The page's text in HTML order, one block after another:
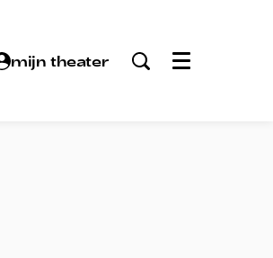
mijn theater Menu